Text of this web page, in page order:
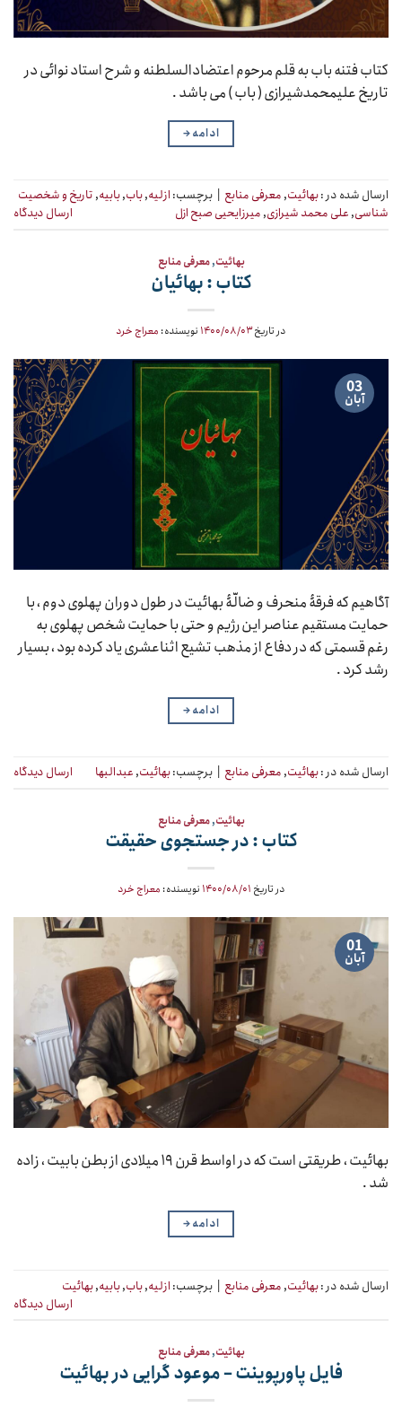
کتاب فتنه باب به قلم مرحوم اعتضادالسلطنه و شرح استاد نوائی در
تاریخ علیمحمدشیرازی ( باب ) می باشد .
ادامه→
ارسال شده در :بهائیت,معرفی منابع برچسب: ازلیه,باب,بابیه,تاریخ و شخصیت
شناسی,علی محمد شیرازی,میرزایحیی صبح ازل ارسال دیدگاه
بهائیت,معرفی منابع
کتاب : بهائیان
در تاریخ۱۴۰۰/۰۸/۰۳ نویسنده: معراج خرد
03
آبان
آگاهیم که فرقۀ منحرف و ضالّۀ بهائیت در طول دوران پهلوی دوم ، با
حمایت مستقیم عناصر این رژیم و حتی با حمایت شخص پهلوی به
رغم قسمتی که در دفاع از مذهب تشیع اثناعشری یاد کرده بود ، بسیار
رشد کرد .
ادامه→
ارسال شده در :بهائیت,معرفی منابع برچسب:بهائیت,عبدالبها ارسال دیدگاه
بهائیت,معرفی منابع
کتاب : در جستجوی حقیقت
در تاریخ ۱۴۰۰/۰۸/۰۱ نویسنده: معراج خرد
01
آبان
بهائیت ، طریقتی است که در اواسط قرن ۱۹ میلادی از بطن بابیت ، زاده
شد .
ادامه→
ارسال شده در :بهائیت, معرفی منابع | برچسب: ازلیه,باب,بابیه,بهائیت
ارسال دیدگاه
بهائیت,معرفی منابع
فایل پاورپوینت – موعود گرایی در بهائیت